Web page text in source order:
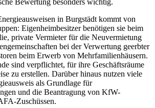
in Burgstädt kommt von
Eigenheimbesitzer benötigen sie beim
private Vermieter für die Neuvermietung
bei der Verwertung geerbter
beim Erwerb von Mehrfamilienhäusern.
sind verpflichtet, für ihre Geschäftsräume
zu erstellen. Darüber hinaus nutzen viele
als Grundlage für
und die Beantragung von KfW-
Zuschüssen.